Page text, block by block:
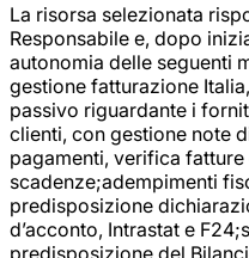
La risorsa selezionata
Responsabile e, dopo
autonomia delle seguenti
gestione fatturazione
passivo riguardante i
clienti, con gestione note
pagamenti, verifica
scadenze;adempimenti
predisposizione
d’acconto, Intrastat e
predisposizione del